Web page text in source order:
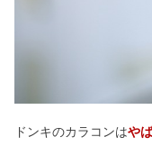
ドンキのカラコンはや